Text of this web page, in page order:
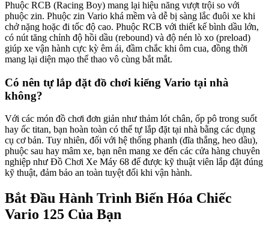
Phuộc RCB (Racing Boy) mang lại hiệu năng vượt trội so với
phuộc zin. Phuộc zin Vario khá mềm và dễ bị sàng lắc đuôi xe khi
chở nặng hoặc đi tốc độ cao. Phuộc RCB với thiết kế bình dầu lớn,
có nút tăng chỉnh độ hồi dầu (rebound) và độ nén lò xo (preload)
giúp xe vận hành cực kỳ êm ái, đầm chắc khi ôm cua, đồng thời
mang lại diện mạo thể thao vô cùng bắt mắt.
Có nên tự lắp đặt đồ chơi kiểng Vario tại nhà
không?
Với các món đồ chơi đơn giản như thảm lót chân, ốp pô trong suốt
hay ốc titan, bạn hoàn toàn có thể tự lắp đặt tại nhà bằng các dụng
cụ cơ bản. Tuy nhiên, đối với hệ thống phanh (đĩa thắng, heo dầu),
phuộc sau hay mâm xe, bạn nên mang xe đến các cửa hàng chuyên
nghiệp như Đồ Chơi Xe Máy 68 để được kỹ thuật viên lắp đặt đúng
kỹ thuật, đảm bảo an toàn tuyệt đối khi vận hành.
Bắt Đầu Hành Trình Biến Hóa Chiếc
Vario 125 Của Bạn